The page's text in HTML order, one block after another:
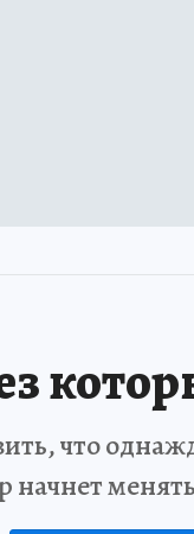
что
начнет